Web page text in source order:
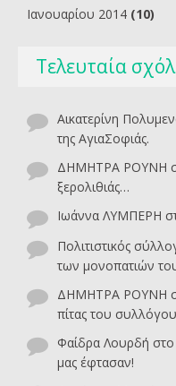
Ιανουαρίου 2014 (10)
Τελευταία
Αικατερίνη
της ΑγιαΣοφιάς.
ΔΗΜΗΤΡΑ ΡΟΥΝΗ
ξερολιθιάς…
Ιωάννα ΛΥΜΠΕΡΗ
Πολιτιστικός
των μονοπατιών
ΔΗΜΗΤΡΑ ΡΟΥΝΗ
πίτας του
Φαίδρα Λουρδή στο
μας έφτασαν!